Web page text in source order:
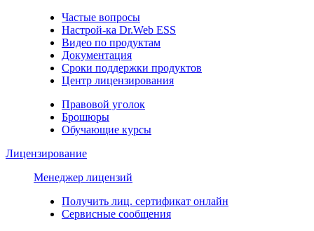
Частые вопросы
Настрой-ка Dr.Web ESS
Видео по продуктам
Документация
Сроки поддержки продуктов
Центр лицензирования
Правовой уголок
Брошюры
Обучающие курсы
Лицензирование
Менеджер лицензий
Получить лиц. сертификат онлайн
Сервисные сообщения